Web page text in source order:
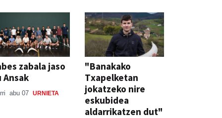
zabala jaso
Ansak
abu 07 URNIETA
"Banakako
Txapelketan
jokatzeko nire
eskubidea
aldarrikatzen dut"